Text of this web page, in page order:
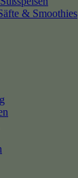
& Smoothies